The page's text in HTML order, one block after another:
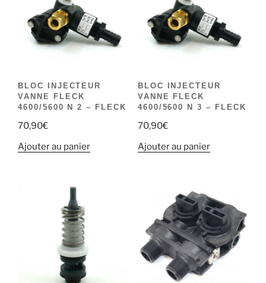
BLOC INJECTEUR
VANNE FLECK
4600/5600 N 2 – FLECK
70,90€
Ajouter au panier
BLOC INJECTEUR
VANNE FLECK
4600/5600 N 3 – FLECK
70,90€
Ajouter au panier